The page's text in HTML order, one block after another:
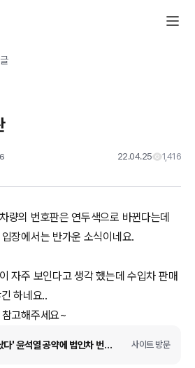
22.04.25 1,416
량의 번호판은 연두색으로 바뀐다는데
장에서는 반가운 소식이네요.
자주 보인다고 생각 했는데 수입차 판매
하네요..
고해주세요~
'슈퍼카 차주들 난리났다' 윤석열 공약에 법인차 번호판 색깔 녹색으로 바뀔 수도 있습니다 - 오토포스트 사이트 방문